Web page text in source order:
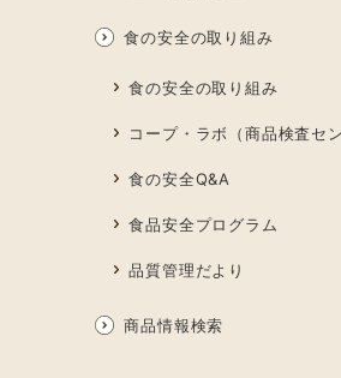
食の安全の取り組み
食の安全の取り組み
コープ・ラボ（商品検査セン
食の安全Q&A
食品安全プログラム
品質管理だより
商品情報検索